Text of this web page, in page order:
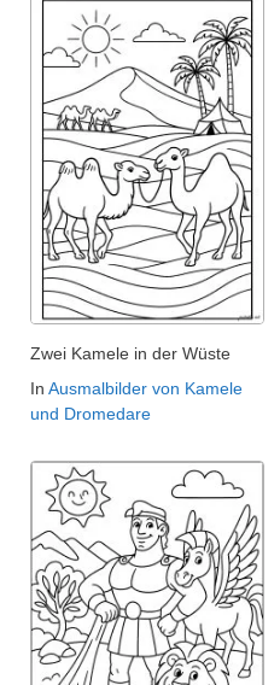
Zwei Kamele in der Wüste
In Ausmalbilder von Kamele
und Dromedare